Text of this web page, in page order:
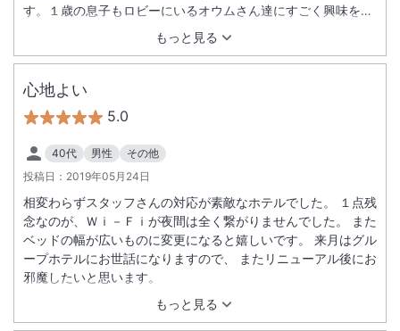
もっと見る
す。１歳の息子もロビーにいるオウムさん達にすごく興味をし
めしていました。料理は１階でビュッフェを頂きましたがお肉
料理、マグロが特に美味しく何回もおかわりさせて頂きまし
た。主人も娘もソーキそばをおかわりしていました。雨が降っ
ていなかったのでテラス席でしたが１歳の息子はとにかく汗が
まいましたが本人はテラス席から海に行ける事に気がつき、楽
しくて仕方ない様子でした。琉球舞踊も見られて幸せなディナ
ータイムでした。朝食はステキなシェフさんともお話しができ
楽しかったです！！また利用したいと思いました！
心地よい
5.0
40代 男性
その他
投稿日： 2019年05月24日
もっと見る
相変わらずスタッフさんの対応が素敵なホテルでした。 １点残
念なのが、Ｗｉ－Ｆｉが夜間は全く繋がりませんでした。 また
ベッドの幅が広いものに変更になると嬉しいです。 来月はグル
ープホテルにお世話になりますので、 またリニューアル後にお
邪魔したいと思います。